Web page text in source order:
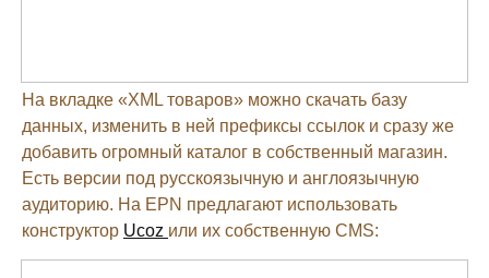
На вкладке «XML товаров» можно скачать базу
данных, изменить в ней префиксы ссылок и сразу же
добавить огромный каталог в собственный магазин.
Есть версии под русскоязычную и англоязычную
аудиторию. На EPN предлагают использовать
конструктор Ucoz или их собственную CMS: